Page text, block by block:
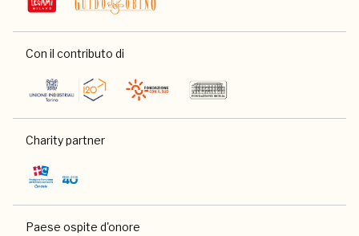
Con il contributo di
Charity partner
Paese ospite d'onore